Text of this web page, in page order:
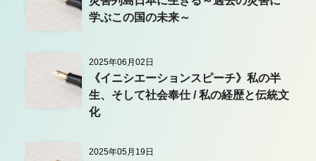
学ぶこの国の未来～
2025年06月02日
《イニシエーションスピーチ》私の半
生、そして社会奉仕 / 私の経歴と伝統文
化
2025年05月19日